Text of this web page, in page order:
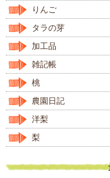
りんご
タラの芽
加工品
雑記帳
桃
農園日記
洋梨
梨